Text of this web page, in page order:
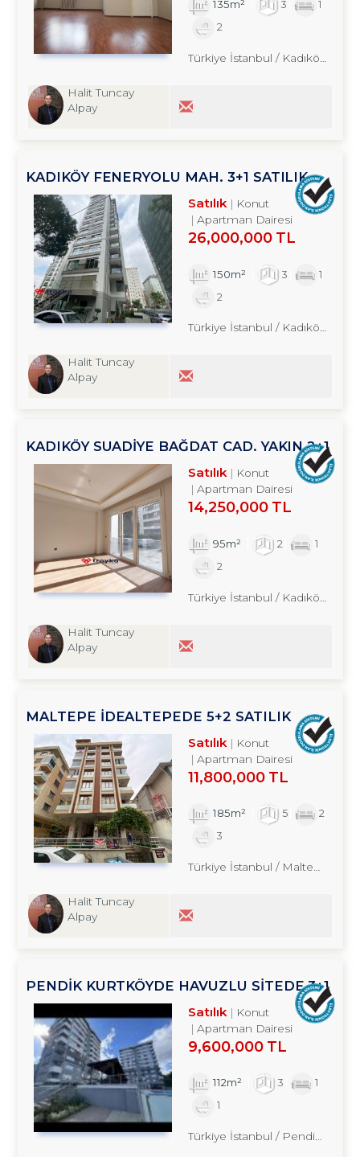
135m² 3
1
2
Halit Tuncay
Alpay
KADIKÖY FENERYOLU MAH. 3+1 SATILIK
DAİRE TROYKADAN
Satılık
Konut
Apartman Dairesi
26,000,000 TL
150m² 3
1
2
Türkiye İstanbul / Kadıköy/
Halit Tuncay
Alpay
KADIKÖY SUADİYE BAĞDAT CAD. YAKIN 2+1
SATILIK DAİRE TROYKADAN
Satılık
Konut
Apartman Dairesi
14,250,000 TL
95m² 2
1
2
Halit Tuncay
Alpay
MALTEPE İDEALTEPEDE 5+2 SATILIK
DUBLEKS TROYKADAN Satılık
Konut
Apartman Dairesi
11,800,000 TL
185m² 5
2
3
Halit Tuncay
Alpay
PENDİK KURTKÖYDE HAVUZLU SİTEDE 3+1
SATILIK DAİRE TROYKADAN
Satılık
Konut
Apartman Dairesi
9,600,000 TL
112m² 3
1
1
Türkiye İstanbul / Pendik